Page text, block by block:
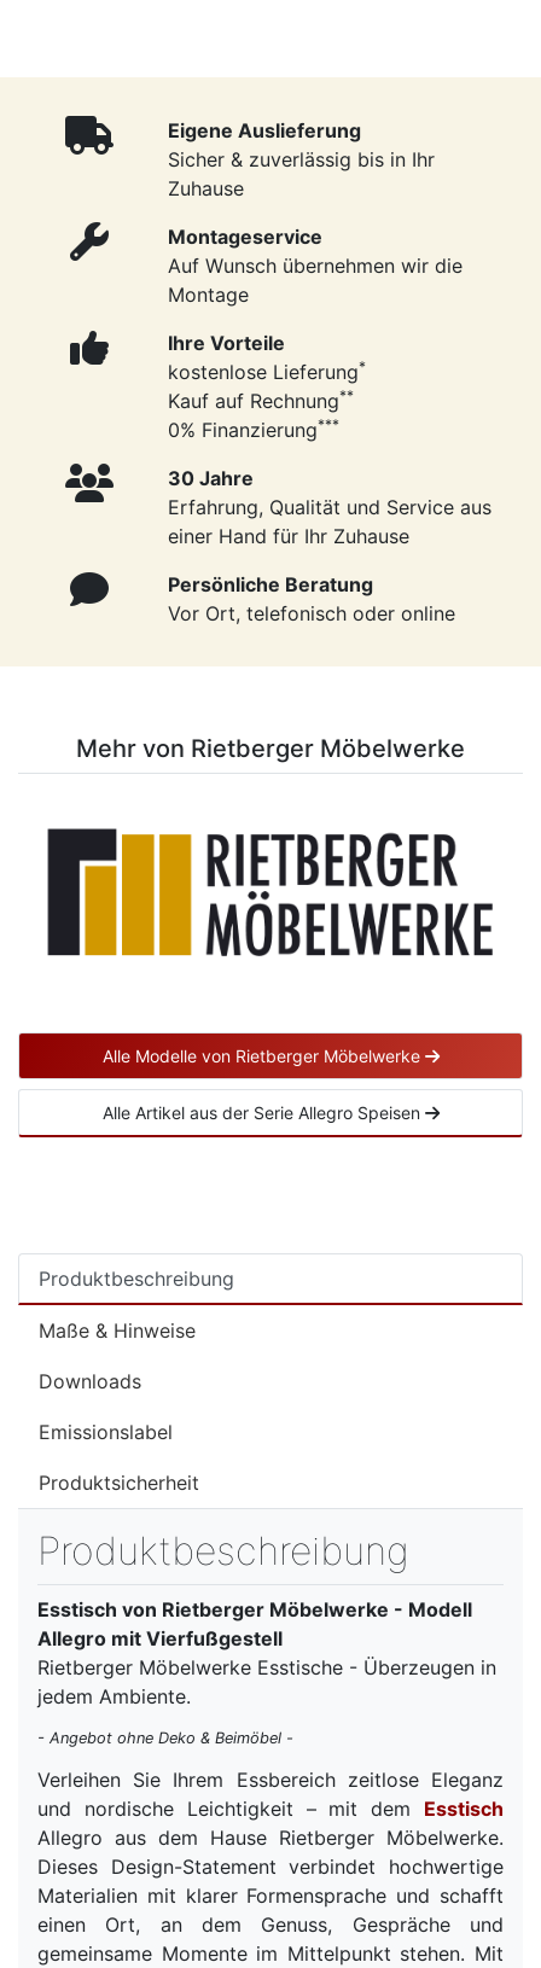
Eigene Auslieferung
Sicher & zuverlässig bis in Ihr
Zuhause
Montageservice
Auf Wunsch übernehmen wir die
Montage
Ihre Vorteile
kostenlose Lieferung*
Kauf auf Rechnung**
0% Finanzierung***
30 Jahre
Erfahrung, Qualität und Service aus
einer Hand für Ihr Zuhause
Persönliche Beratung
Vor Ort, telefonisch oder online
Mehr von Rietberger Möbelwerke
Alle Modelle von Rietberger Möbelwerke
Alle Artikel aus der Serie Allegro Speisen
Produktbeschreibung
Maße & Hinweise
Downloads
Emissionslabel
Produktsicherheit
Produktbeschreibung
Esstisch von Rietberger Möbelwerke - Modell
Allegro mit Vierfußgestell
Rietberger Möbelwerke Esstische - Überzeugen in
jedem Ambiente.
- Angebot ohne Deko & Beimöbel -
Verleihen Sie Ihrem Essbereich zeitlose Eleganz
und nordische Leichtigkeit – mit dem Esstisch
Allegro aus dem Hause Rietberger Möbelwerke.
Dieses Design-Statement verbindet hochwertige
Materialien mit klarer Formensprache und schafft
einen Ort, an dem Genuss, Gespräche und
gemeinsame Momente im Mittelpunkt stehen. Mit